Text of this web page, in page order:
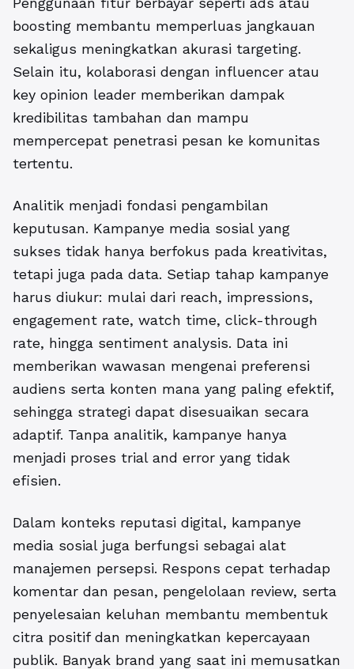
boosting membantu memperluas jangkauan
sekaligus meningkatkan akurasi targeting.
Selain itu, kolaborasi dengan influencer atau
key opinion leader memberikan dampak
kredibilitas tambahan dan mampu
mempercepat penetrasi pesan ke komunitas
tertentu.
Analitik menjadi fondasi pengambilan
keputusan. Kampanye media sosial yang
sukses tidak hanya berfokus pada kreativitas,
tetapi juga pada data. Setiap tahap kampanye
harus diukur: mulai dari reach, impressions,
engagement rate, watch time, click-through
rate, hingga sentiment analysis. Data ini
memberikan wawasan mengenai preferensi
audiens serta konten mana yang paling efektif,
sehingga strategi dapat disesuaikan secara
adaptif. Tanpa analitik, kampanye hanya
menjadi proses trial and error yang tidak
efisien.
Dalam konteks reputasi digital, kampanye
media sosial juga berfungsi sebagai alat
manajemen persepsi. Respons cepat terhadap
komentar dan pesan, pengelolaan review, serta
penyelesaian keluhan membantu membentuk
citra positif dan meningkatkan kepercayaan
publik. Banyak brand yang saat ini memusatkan